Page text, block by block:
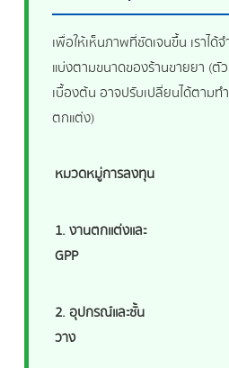
เพื่อให้เห็นภาพที่ชัดเจนขึ้น เราได้
แบ่งตามขนาดของร้านขายยา (ตั
เบื้องต้น อาจปรับเปลี่ยนได้ตามทำ
ตกแต่ง)
หมวดหมู่การลงทุน
1. งานตกแต่งและ
GPP
2. อุปกรณ์และชั้น
วาง